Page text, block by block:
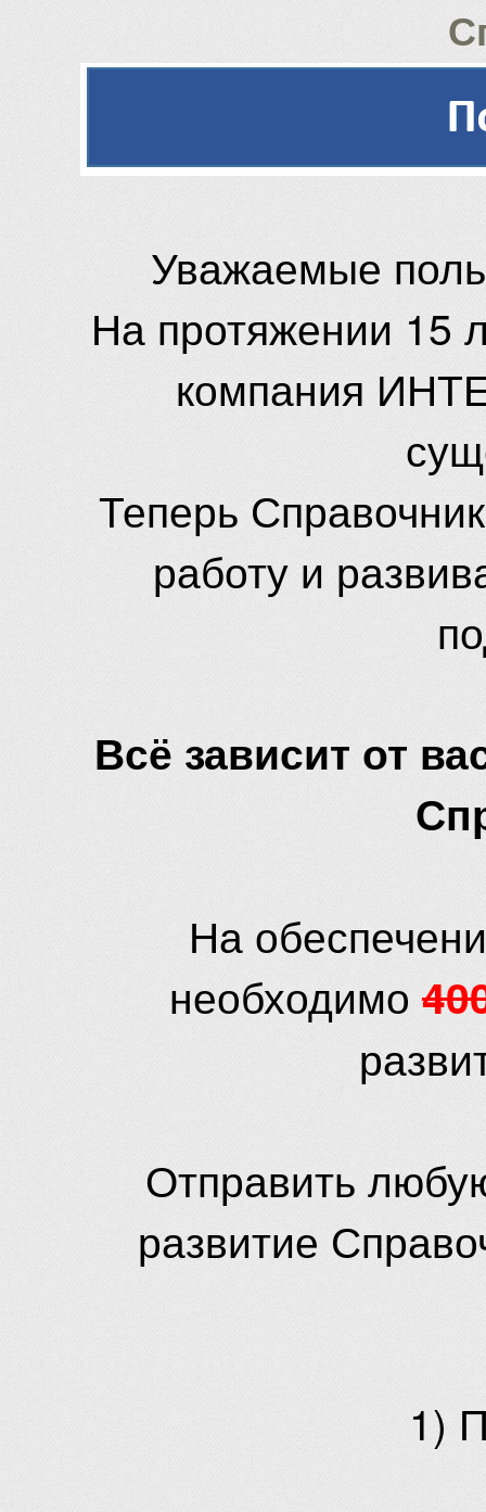
Уважаемые
На протяжении 15
компания
Теперь
работу и
Всё зависит от
На
необходимо
Отправить
развитие
1)